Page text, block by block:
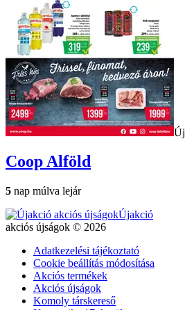
Új
CoopAlföld
5 nap múlva lejár
Újakció
akciós újságok © 2026
Adatkezelési tájékoztató
Cookie beállítás módosítása
Akciós termékek
Akciós újságok
Komoly társkereső